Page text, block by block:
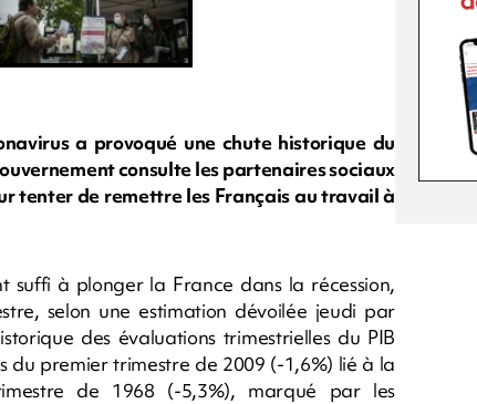
a provoqué une chute historique du
consulte les partenaires sociaux
tenter de remettre les Français au travail à
suffi à plonger la France dans la récession,
selon une estimation dévoilée jeudi par
des évaluations trimestrielles du PIB
du premier trimestre de 2009 (-1,6%) lié à la
de 1968 (-5,3%), marqué par les